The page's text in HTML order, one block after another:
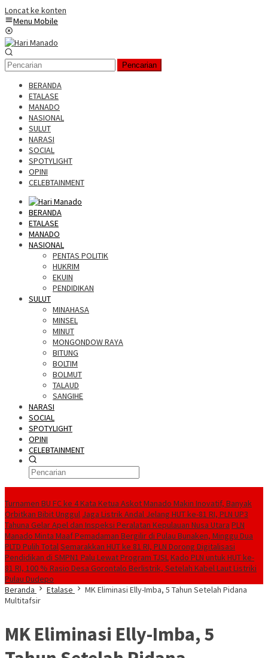
Loncat ke konten
Menu Mobile
Pencarian
BERANDA
ETALASE
MANADO
NASIONAL
SULUT
NARASI
SOCIAL
SPOTYLIGHT
OPINI
CELEBTAINMENT
BERANDA
ETALASE
MANADO
NASIONAL
PENTAS POLITIK
HUKRIM
EKUIN
PENDIDIKAN
SULUT
MINAHASA
MINSEL
MINUT
MONGONDOW RAYA
BITUNG
BOLTIM
BOLMUT
TALAUD
SANGIHE
NARASI
SOCIAL
SPOTYLIGHT
OPINI
CELEBTAINMENT
Turnamen BU FC ke 4 Kata Ketua Askot Manado Makin Inovatif, Banyak
Orbitkan Bibit Unggul Jaga Listrik Andal Jelang HUT ke-81 RI, PLN UP3
Tahuna Gelar Apel dan Inspeksi Peralatan Kepulauan Nusa Utara PLN
Manado Minta Maaf Pemadaman Bergilir di Pulau Bunaken, Minggu Dua
PLTD Pulih TotalSemarakkan HUT ke 81 RI, PLN Dorong Digitalisasi
Pendidikan di SMPN1 Palu Lewat Program TJSLKado PLN untuk HUT ke-
81 RI, 100 % Rasio Desa Gorontalo Berlistrik, Setelah Kabel Laut Listriki
Pulau Dudepo
Beranda
Etalase
MK Eliminasi Elly-Imba, 5 Tahun Setelah Pidana
Multitafsir
MK Eliminasi Elly-Imba, 5